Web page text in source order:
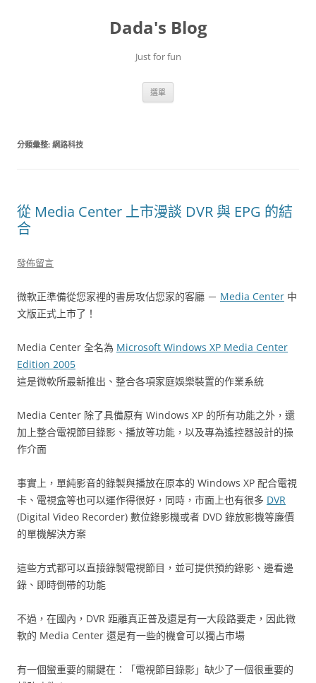
Dada's Blog
Just for fun
選單
分類彙整: 網路科技
從 Media Center 上市漫談 DVR 與 EPG 的結
合
發佈留言
微軟正準備從您家裡的書房攻佔您家的客廳 － Media Center 中
文版正式上市了！
Media Center 全名為 Microsoft Windows XP Media Center
Edition 2005
這是微軟所最新推出、整合各項家庭娛樂裝置的作業系統
Media Center 除了具備原有 Windows XP 的所有功能之外，還
加上整合電視節目錄影、播放等功能，以及專為遙控器設計的操
作介面
事實上，單純影音的錄製與播放在原本的 Windows XP 配合電視
卡、電視盒等也可以運作得很好，同時，市面上也有很多 DVR
(Digital Video Recorder) 數位錄影機或者 DVD 錄放影機等廉價
的單機解決方案
這些方式都可以直接錄製電視節目，並可提供預約錄影、邊看邊
錄、即時倒帶的功能
不過，在國內，DVR 距離真正普及還是有一大段路要走，因此微
軟的 Media Center 還是有一些的機會可以獨占市場
有一個蠻重要的關鍵在：「電視節目錄影」缺少了一個很重要的